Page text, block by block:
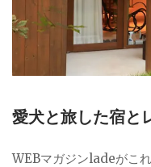
愛犬と旅した宿と
WEBマガジンladeがこ